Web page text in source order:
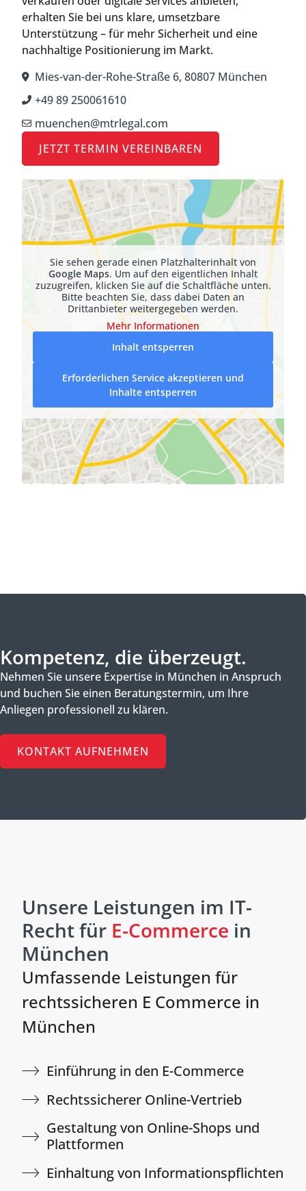
erhalten Sie bei uns klare, umsetzbare
Unterstützung – für mehr Sicherheit und eine
nachhaltige Positionierung im Markt.
Mies-van-der-Rohe-Straße 6, 80807 München
+49 89 250061610
muenchen@mtrlegal.com
JETZT TERMIN VEREINBAREN
Sie sehen gerade einen Platzhalterinhalt von
Google Maps. Um auf den eigentlichen Inhalt
zuzugreifen, klicken Sie auf die Schaltfläche unten.
Bitte beachten Sie, dass dabei Daten an
Drittanbieter weitergegeben werden.
Mehr Informationen
Inhalt entsperren
Erforderlichen Service akzeptieren und
Inhalte entsperren
Kompetenz, die überzeugt.
Nehmen Sie unsere Expertise in München in Anspruch
und buchen Sie einen Beratungstermin, um Ihre
Anliegen professionell zu klären.
KONTAKT AUFNEHMEN
Unsere Leistungen im IT-
Recht für E-Commerce in
München
Umfassende Leistungen für
rechtssicheren E Commerce in
München
Einführung in den E-Commerce​
Rechtssicherer Online-Vertrieb​
Gestaltung von Online-Shops und
Plattformen​
Einhaltung von Informationspflichten​